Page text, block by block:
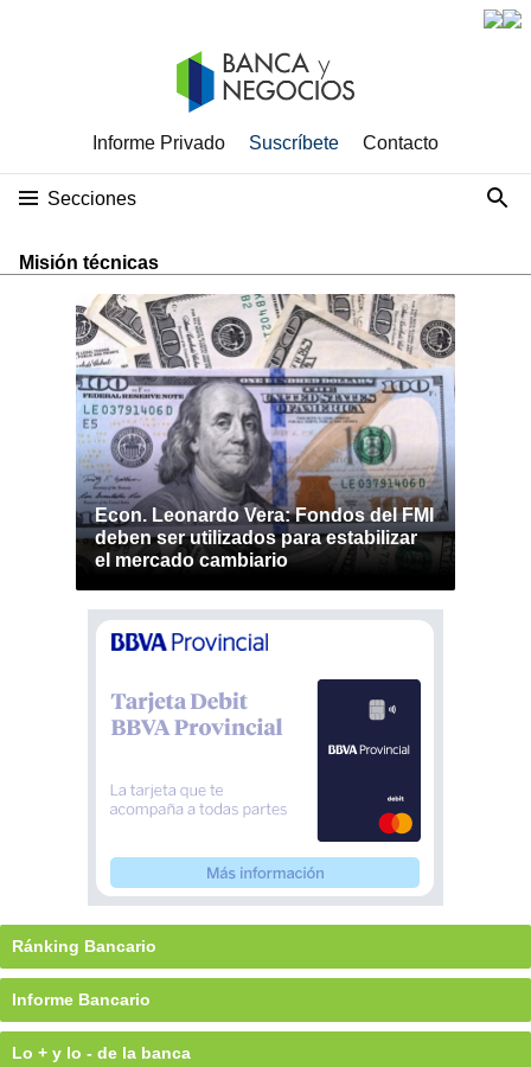
Informe Privado Suscríbete Contacto
Secciones
Misión técnicas
Econ. Leonardo Vera: Fondos del FMI
deben ser utilizados para estabilizar
el mercado cambiario
Ránking Bancario
Informe Bancario
Lo + y lo - de la banca